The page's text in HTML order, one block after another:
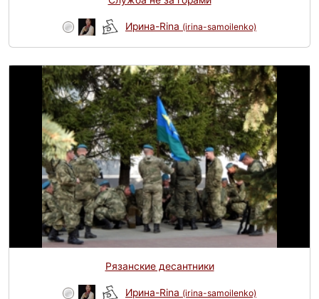
Ирина-Rina (irina-samoilenko)
Рязанские десантники
Ирина-Rina (irina-samoilenko)